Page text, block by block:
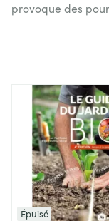
provoque des
Épuisé